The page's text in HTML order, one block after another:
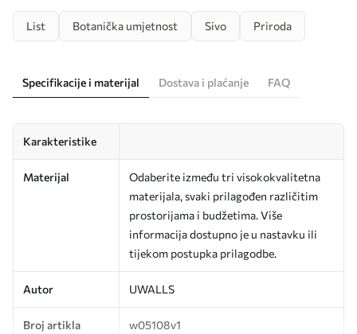
List Botanička umjetnost Sivo Priroda
Specifikacije i materijal Dostava i plaćanje FAQ
Karakteristike
Materijal
Odaberite između tri visokokvalitetna
materijala, svaki prilagođen različitim
prostorijama i budžetima. Više
informacija dostupno je u nastavku ili
tijekom postupka prilagodbe.
Autor UWALLS
Broj artikla w05108v1